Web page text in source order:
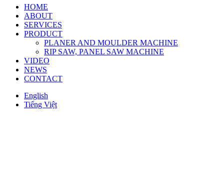
HOME
ABOUT
SERVICES
PRODUCT
PLANER AND MOULDER MACHINE
RIP SAW, PANEL SAW MACHINE
VIDEO
NEWS
CONTACT
English
Tiếng Việt